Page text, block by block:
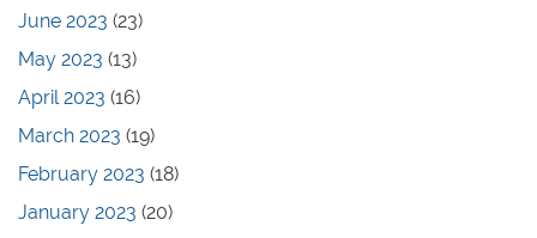
June 2023 (23)
May 2023 (13)
April 2023 (16)
March 2023 (19)
February 2023 (18)
January 2023 (20)